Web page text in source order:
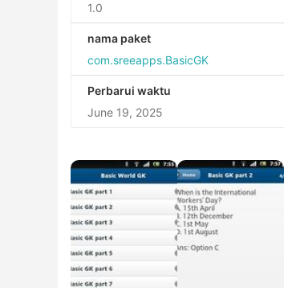
1.0
nama paket
com.sreeapps.BasicGK
Perbarui waktu
June 19, 2025